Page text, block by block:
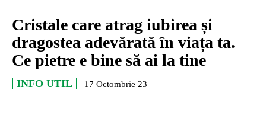
Cristale care atrag iubirea și
dragostea adevărată în viața ta.
Ce pietre e bine să ai la tine
INFO UTIL 17 Octombrie 23